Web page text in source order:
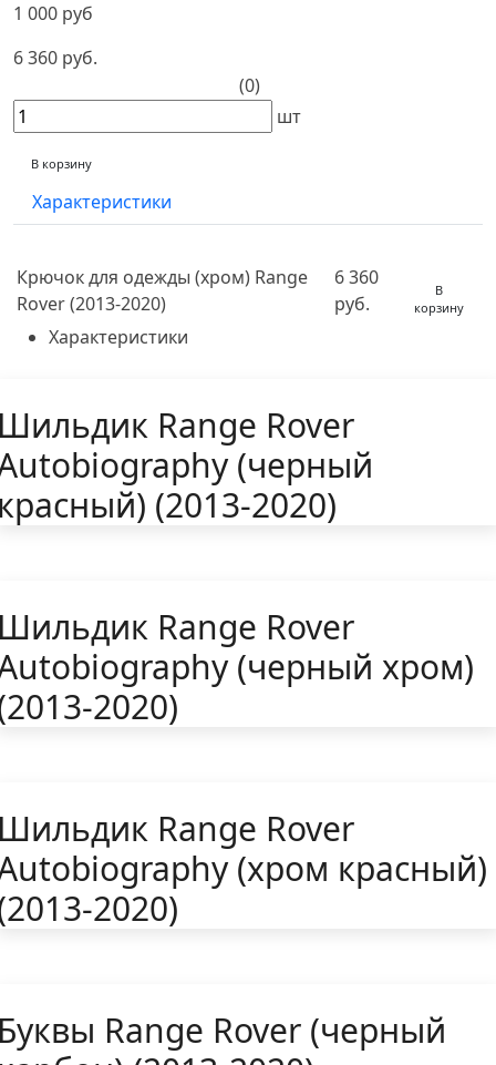
1 000 руб
6 360 руб.
(0)
шт
В корзину
Характеристики
Крючок для одежды (хром) Range
Rover (2013-2020)
6 360
руб.
В
корзину
Характеристики
Range Rover
(черный
(2013-2020)
Range Rover
(черный хром)
2020)
Range Rover
(хром красный)
2020)
Range Rover (черный